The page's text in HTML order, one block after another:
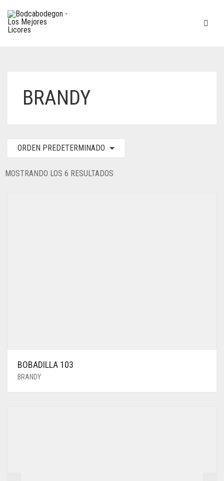
BRANDY
ORDEN PREDETERMINADO
MOSTRANDO LOS 6 RESULTADOS
BOBADILLA 103
BRANDY